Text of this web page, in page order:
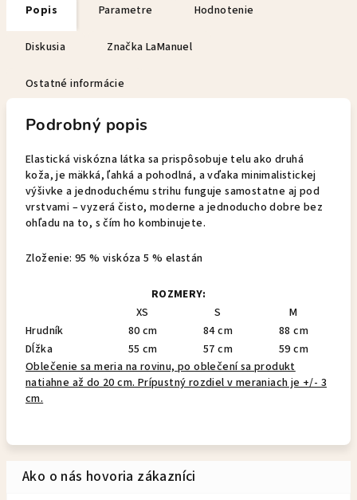
Popis Parametre Hodnotenie
Diskusia Značka LaManuel
Ostatné informácie
Podrobný popis
Elastická viskózna látka sa prispôsobuje telu ako druhá
koža, je mäkká, ľahká a pohodlná, a vďaka minimalistickej
výšivke a jednoduchému strihu funguje samostatne aj pod
vrstvami – vyzerá čisto, moderne a jednoducho dobre bez
ohľadu na to, s čím ho kombinujete.
Zloženie: 95 % viskóza 5 % elastán
ROZMERY:
XS
S
M
Hrudník
80 cm 84 cm
88 cm
Dĺžka
55 cm 57 cm
59 cm
Oblečenie sa meria na rovinu, po oblečení sa produkt
natiahne až do 20 cm. Prípustný rozdiel v meraniach je +/- 3
cm.